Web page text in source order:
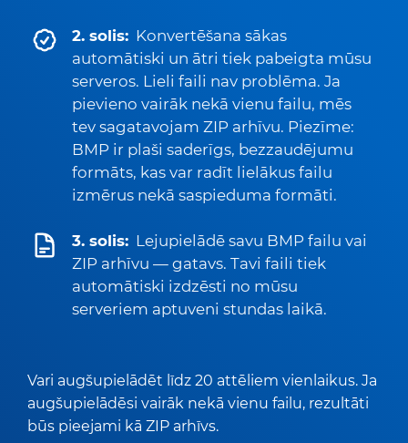
2. solis: Konvertēšana sākas
automātiski un ātri tiek pabeigta mūsu
serveros. Lieli faili nav problēma. Ja
pievieno vairāk nekā vienu failu, mēs
tev sagatavojam ZIP arhīvu. Piezīme:
BMP ir plaši saderīgs, bezzaudējumu
formāts, kas var radīt lielākus failu
izmērus nekā saspieduma formāti.
3. solis: Lejupielādē savu BMP failu vai
ZIP arhīvu — gatavs. Tavi faili tiek
automātiski izdzēsti no mūsu
serveriem aptuveni stundas laikā.
Vari augšupielādēt līdz 20 attēliem vienlaikus. Ja
augšupielādēsi vairāk nekā vienu failu, rezultāti
būs pieejami kā ZIP arhīvs.